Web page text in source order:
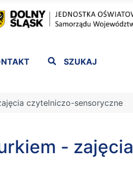
SZUKAJ
czytelniczo-sensoryczne
- zajęcia